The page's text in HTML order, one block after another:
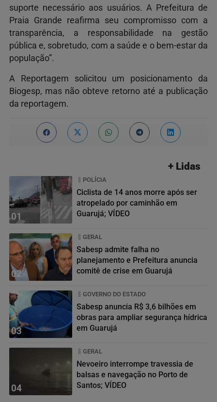
suporte necessário aos usuários. A Prefeitura de
Praia Grande reafirma seu compromisso com a
transparência, a responsabilidade na gestão
pública e, sobretudo, com a saúde e o bem-estar da
população”.
A Reportagem solicitou um posicionamento da
Biogesp, mas não obteve retorno até a publicação
da reportagem.
+ Lidas
01
POLÍCIA
Ciclista de 14 anos morre após ser
atropelado por caminhão em
Guarujá; VÍDEO
02
GERAL
Sabesp admite falha no
planejamento e Prefeitura anuncia
comitê de crise em Guarujá
03
GOVERNO DO ESTADO
Sabesp anuncia R$ 3,6 bilhões em
obras para ampliar segurança hídrica
em Guarujá
04
GERAL
Nevoeiro interrompe travessia de
balsas e navegação no Porto de
Santos; VÍDEO